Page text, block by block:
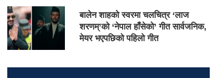
बालेन शाहको स्वरमा चलचित्र ‘लाज
शरणम्’को ‘नेपाल हाँसेको’ गीत सार्वजनिक,
मेयर भएपछिको पहिलो गीत